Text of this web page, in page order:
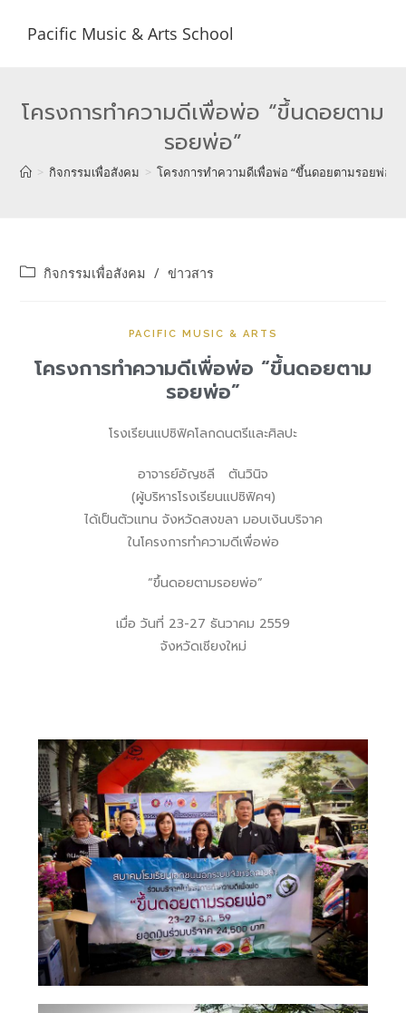
Pacific Music & Arts School
โครงการทำความดีเพื่อพ่อ “ขึ้นดอยตาม
รอยพ่อ”
> กิจกรรมเพื่อสังคม > โครงการทำความดีเพื่อพ่อ “ขึ้นดอยตามรอยพ่อ”
กิจกรรมเพื่อสังคม / ข่าวสาร
PACIFIC MUSIC & ARTS
โครงการทำความดีเพื่อพ่อ “ขึ้นดอยตาม
รอยพ่อ”
โรงเรียนแปซิฟิคโลกดนตรีและศิลปะ
อาจารย์อัญชลี ตันวินิจ
(ผู้บริหารโรงเรียนแปซิฟิคฯ)
ได้เป็นตัวแทน จังหวัดสงขลา มอบเงินบริจาค
ในโครงการทำความดีเพื่อพ่อ
“ขึ้นดอยตามรอยพ่อ”
เมื่อ วันที่ 23-27 ธันวาคม 2559
จังหวัดเชียงใหม่